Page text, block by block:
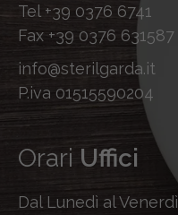
Tel +39 0376 6741
Fax +39 0376 631587
info@sterilgarda.it
P.iva 01515590204
Orari Uffici
Dal Lunedì al Venerdì